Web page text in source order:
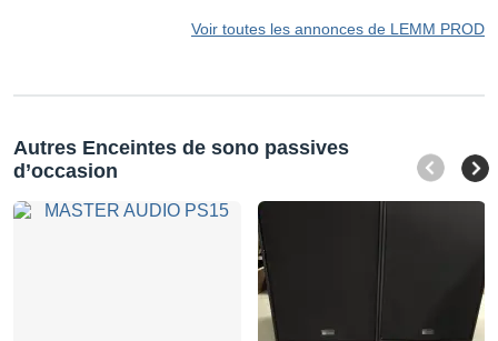
Voir toutes les annonces de LEMM PROD
Autres Enceintes de sono passives
d’occasion